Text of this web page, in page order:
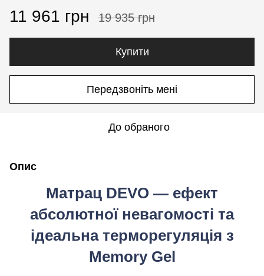
11 961 грн 19 935 грн
Купити
Передзвоніть мені
До обраного
Опис
Матрац DEVO — ефект
абсолютної невагомості та
ідеальна терморегуляція з
Memory Gel